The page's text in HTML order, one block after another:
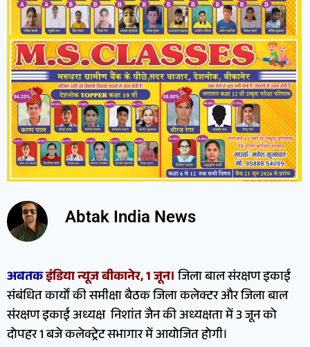
Abtak India News
अबतकइंडिया न्यूज बीकानेर, 1 जून। जिला बाल संरक्षण इकाई
संबंधित कार्यों की समीक्षा बैठक जिला कलेक्टर और जिला बाल
संरक्षण इकाई अध्यक्ष निशांत जैन की अध्यक्षता में 3 जून को
दोपहर 1 बजे कलेक्ट्रेट सभागार में आयोजित होगी।